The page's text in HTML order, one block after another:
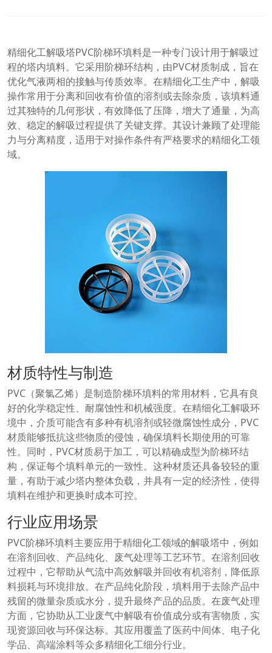
精细化工解吸塔PVC阶梯环填料是一种专门设计用于解吸过
程的塔内填料。它采用阶梯环结构，由PVC材质制成，旨在
优化气液两相的接触与传质效率。在精细化工生产中，解吸
操作常用于分离和回收有价值的溶剂或去除杂质，该填料通
过其独特的几何形状，有效降低了压降，增大了通量，为高
效、稳定的解吸过程提供了关键支撑。其设计兼顾了处理能
力与分离精度，适用于对操作条件有严格要求的精细化工领
域。
材质特性与制造
PVC（聚氯乙烯）是制造阶梯环填料的常用材料，它具有良
好的化学稳定性、耐腐蚀性和机械强度。在精细化工解吸环
境中，介质可能含有多种有机溶剂或轻微腐蚀性成分，PVC
材质能够抵抗这些物质的侵蚀，确保填料长期使用的可靠
性。同时，PVC材质易于加工，可以精确成型为阶梯环结
构，保证每个填料单元的一致性。这种材质还具备较轻的重
量，有助于减少塔内整体负载，并具有一定的经济性，使得
填料在维护和更换时成本可控。
行业应用场景
PVC阶梯环填料主要应用于精细化工领域的解吸塔中，例如
在溶剂回收、产品纯化、废气处理等工艺环节。在溶剂回收
过程中，它帮助从气流中高效解吸并回收有机溶剂，降低原
料损耗与环境排放。在产品纯化阶段，填料用于去除产品中
残留的微量杂质或水分，提升最终产品的品质。在废气处理
方面，它协助从工业废气中解吸有价值成分或有害物质，实
现资源回收与环保达标。其应用覆盖了医药中间体、电子化
学品、高端涂料等众多精细化工细分行业。